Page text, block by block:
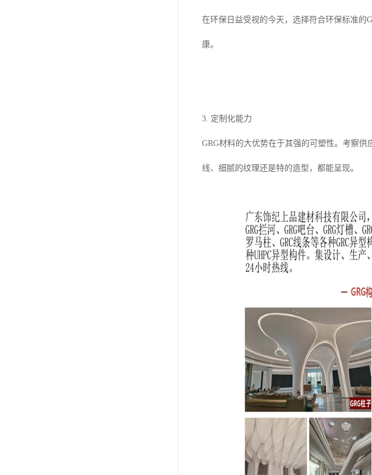
在环保日益受视的今天，选择符合环保标准的
康。
3. 定制化能力
GRG材料的大优势在于其强的可塑性。考察
线、细腻的纹理还是特的造型，都能呈现。